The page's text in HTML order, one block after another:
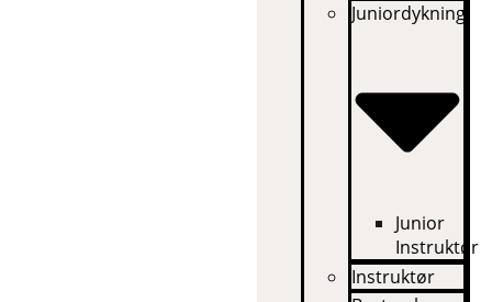
Juniordykning
Junior
Instruktør
Instruktør